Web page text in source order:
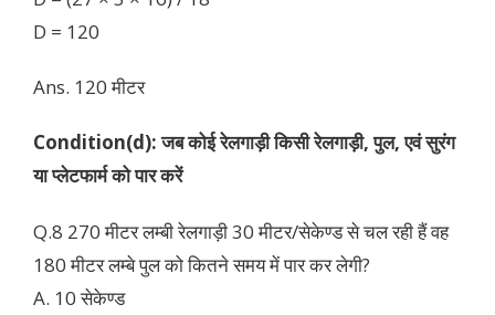
D = 120
Ans. 120 मीटर
Condition(d): जब कोई रेलगाड़ी किसी रेलगाड़ी, पुल, एवं सुरंग
या प्लेटफार्म को पार करें
Q.8 270 मीटर लम्बी रेलगाड़ी 30 मीटर/सेकेण्ड से चल रही हैं वह
180 मीटर लम्बे पुल को कितने समय में पार कर लेगी?
A. 10 सेकेण्ड